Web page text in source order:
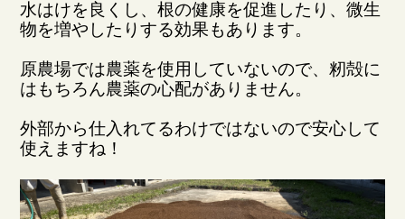
水はけを良くし、根の健康を促進したり、微生
物を増やしたりする効果もあります。
原農場では農薬を使用していないので、籾殻に
はもちろん農薬の心配がありません。
外部から仕入れてるわけではないので安心して
使えますね！